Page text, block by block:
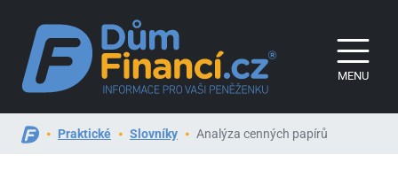
MENU
Praktické Slovníky Analýza cenných papírů